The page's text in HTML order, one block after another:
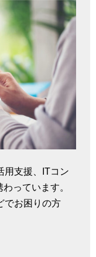
用支援、ITコン
っています。
でお困りの方